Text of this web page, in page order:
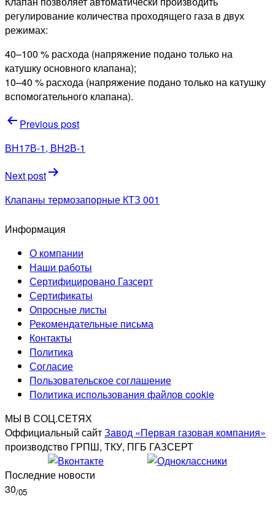
регулирование количества проходящего газа в двух
режимах:
40–100 % расхода (напряжение подано только на
катушку основного клапана);
10–40 % расхода (напряжение подано только на катушку
вспомогательного клапана).
Навигация
по
записям
Previous post
ВН17В-1, ВН2В-1
Next post
Клапаны термозапорные КТЗ 001
Информация
О компании
Наши работы
Сертифицировано Газсерт
Сертификаты
Опросные листы
Рекомендательные письма
Контакты
Политика
Согласие
Пользовательское соглашение
Политика использования файлов cookie
МЫ В СОЦ.СЕТЯХ
Оффициальный сайтЗавод «Первая газовая компания»
производство ГРПШ, ТКУ, ПГБ ГАЗСЕРТ
Последние новости
30/05